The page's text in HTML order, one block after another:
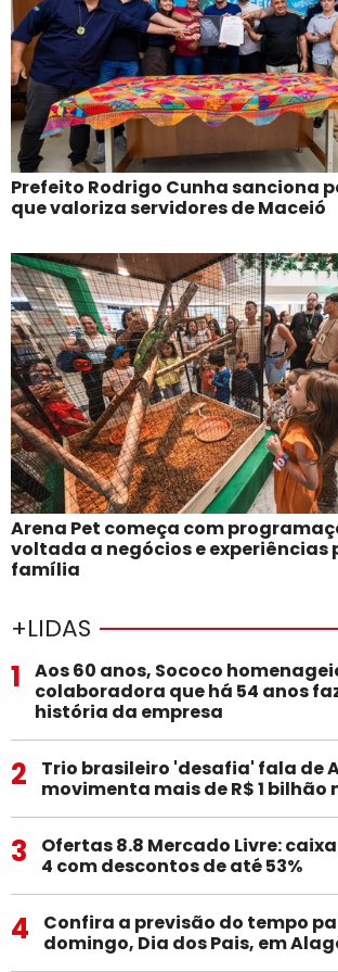
Prefeito Rodrigo Cunha sanciona
que valoriza servidores de Maceió
Arena Pet começa com
voltada a negócios e experiências
família
+LIDAS
1
Aos 60 anos, Sococo
colaboradora que há 54 anos
história da empresa
2
Trio brasileiro 'desafia' fala de
movimenta mais de R$ 1 bilhão
3
Ofertas 8.8 Mercado Livre:
4 com descontos de até 53%
4
Confira a previsão do tempo
domingo, Dia dos Pais, em